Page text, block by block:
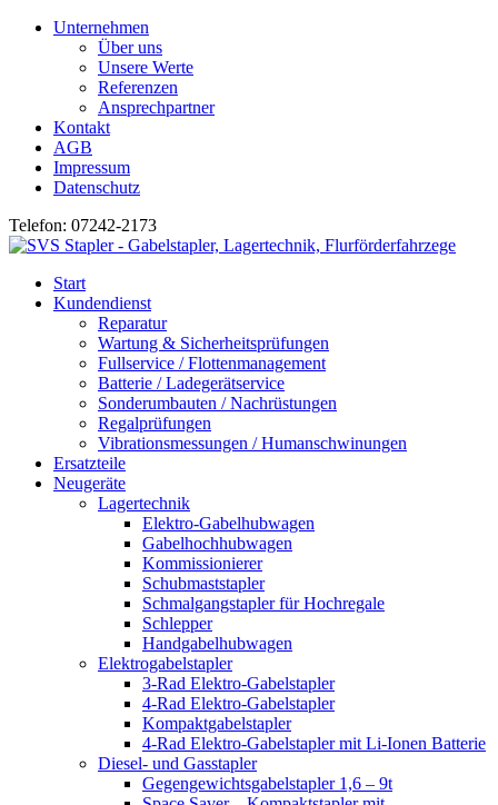
Unternehmen
Über uns
Unsere Werte
Referenzen
Ansprechpartner
Kontakt
AGB
Impressum
Datenschutz
Telefon: 07242-2173
Start
Kundendienst
Reparatur
Wartung & Sicherheitsprüfungen
Fullservice / Flottenmanagement
Batterie / Ladegerätservice
Sonderumbauten / Nachrüstungen
Regalprüfungen
Vibrationsmessungen / Humanschwinungen
Ersatzteile
Neugeräte
Lagertechnik
Elektro-Gabelhubwagen
Gabelhochhubwagen
Kommissionierer
Schubmaststapler
Schmalgangstapler für Hochregale
Schlepper
Handgabelhubwagen
Elektrogabelstapler
3-Rad Elektro-Gabelstapler
4-Rad Elektro-Gabelstapler
Kompaktgabelstapler
4-Rad Elektro-Gabelstapler mit Li-Ionen Batterie
Diesel- und Gasstapler
Gegengewichtsgabelstapler 1,6 – 9t